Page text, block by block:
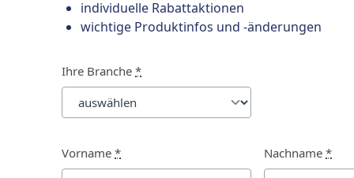
individuelle Rabattaktionen
wichtige Produktinfos und -änderungen
Ihre Branche *
Vorname * Nachname *